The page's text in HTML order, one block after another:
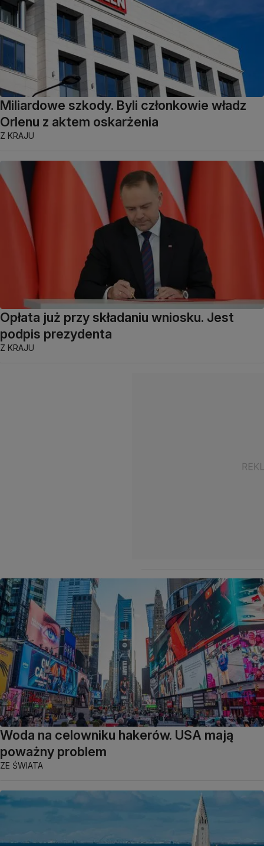
Miliardowe szkody. Byli członkowie władz
Orlenu z aktem oskarżenia
Z KRAJU
Opłata już przy składaniu wniosku. Jest
podpis prezydenta
Z KRAJU
Woda na celowniku hakerów. USA mają
poważny problem
ZE ŚWIATA